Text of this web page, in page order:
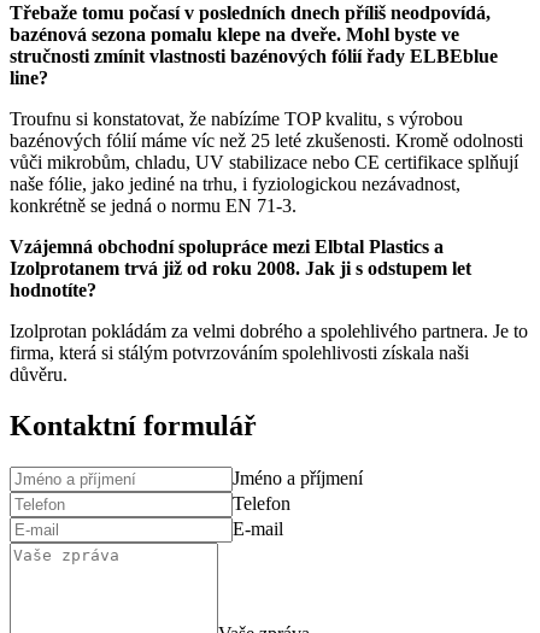
Třebaže tomu počasí v posledních dnech příliš neodpovídá,
bazénová sezona pomalu klepe na dveře. Mohl byste ve
stručnosti zmínit vlastnosti bazénových fólií řady ELBEblue
line?
Troufnu si konstatovat, že nabízíme TOP kvalitu, s výrobou
bazénových fólií máme víc než 25 leté zkušenosti. Kromě odolnosti
vůči mikrobům, chladu, UV stabilizace nebo CE certifikace splňují
naše fólie, jako jediné na trhu, i fyziologickou nezávadnost,
konkrétně se jedná o normu EN 71-3.
Vzájemná obchodní spolupráce mezi Elbtal Plastics a
Izolprotanem trvá již od roku 2008. Jak ji s odstupem let
hodnotíte?
Izolprotan pokládám za velmi dobrého a spolehlivého partnera. Je to
firma, která si stálým potvrzováním spolehlivosti získala naši
důvěru.
Kontaktní formulář
Jméno a příjmení
Telefon
E-mail